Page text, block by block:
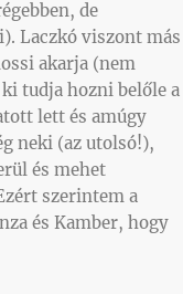
de
Laczkó viszont más
akarja (nem
tudja hozni belőle a
lett és amúgy
neki (az utolsó!),
és mehet
szerintem a
és Kamber, hogy